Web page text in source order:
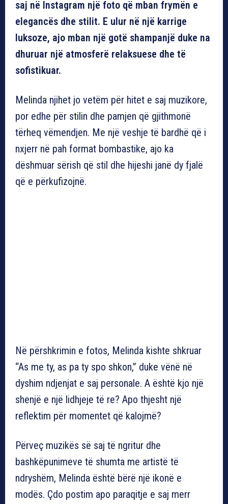
saj në Instagram një foto që mban frymën e
elegancës dhe stilit. E ulur në një karrige
luksoze, ajo mban një gotë shampanjë duke na
dhuruar një atmosferë relaksuese dhe të
sofistikuar.
Melinda njihet jo vetëm për hitet e saj muzikore,
por edhe për stilin dhe pamjen që gjithmonë
tërheq vëmendjen. Me një veshje të bardhë që i
nxjerr në pah format bombastike, ajo ka
dëshmuar sërish që stil dhe hijeshi janë dy fjalë
që e përkufizojnë.
Në përshkrimin e fotos, Melinda kishte shkruar
“As me ty, as pa ty spo shkon,” duke vënë në
dyshim ndjenjat e saj personale. A është kjo një
shenjë e një lidhjeje të re? Apo thjesht një
reflektim për momentet që kalojmë?
Përveç muzikës së saj të ngritur dhe
bashkëpunimeve të shumta me artistë të
ndryshëm, Melinda është bërë një ikonë e
modës. Çdo postim apo paraqitje e saj merr